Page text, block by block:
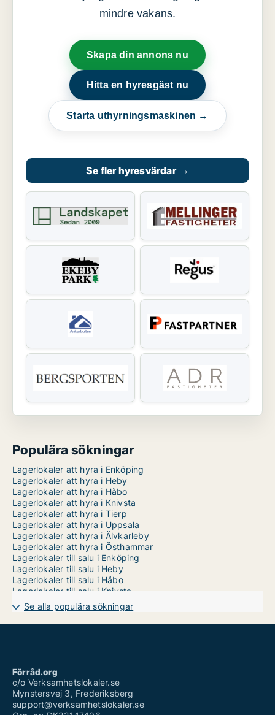
mindre vakans.
Skapa din annons nu
Hitta en hyresgäst nu
Starta uthyrningsmaskinen →
Se fler hyresvärdar →
Populära sökningar
Lagerlokaler att hyra i Enköping
Lagerlokaler att hyra i Heby
Lagerlokaler att hyra i Håbo
Lagerlokaler att hyra i Knivsta
Lagerlokaler att hyra i Tierp
Lagerlokaler att hyra i Uppsala
Lagerlokaler att hyra i Älvkarleby
Lagerlokaler att hyra i Östhammar
Lagerlokaler till salu i Enköping
Lagerlokaler till salu i Heby
Lagerlokaler till salu i Håbo
Lagerlokaler till salu i Knivsta
Lagerlokaler till salu i Tierp
Lagerlokaler till salu i Uppsala
Lagerlokaler till salu i Älvkarleby
Se alla populära sökningar
Förråd.org
c/o Verksamhetslokaler.se
Mynstersvej 3, Frederiksberg
support@verksamhetslokaler.se